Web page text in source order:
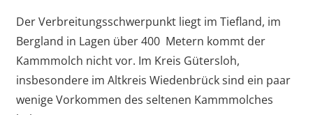
Der Verbreitungsschwerpunkt liegt im Tiefland, im
Bergland in Lagen über 400 Metern kommt der
Kammmolch nicht vor. Im Kreis Gütersloh,
insbesondere im Altkreis Wiedenbrück sind ein paar
wenige Vorkommen des seltenen Kammmolches